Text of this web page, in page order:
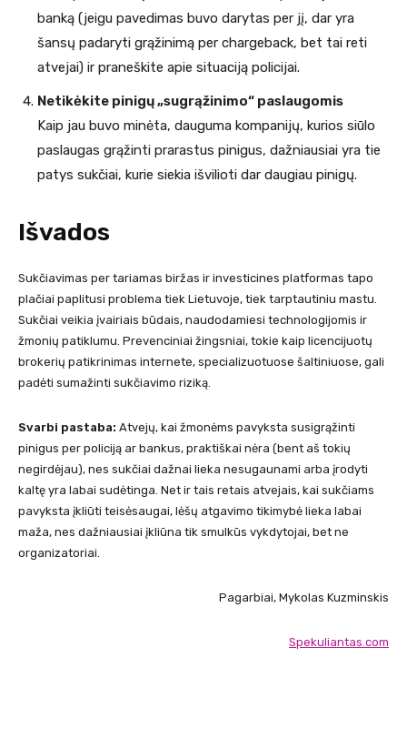
banką (jeigu pavedimas buvo darytas per jį, dar yra
šansų padaryti grąžinimą per chargeback, bet tai reti
atvejai) ir praneškite apie situaciją policijai.
Netikėkite pinigų „sugrąžinimo“ paslaugomis
Kaip jau buvo minėta, dauguma kompanijų, kurios siūlo
paslaugas grąžinti prarastus pinigus, dažniausiai yra tie
patys sukčiai, kurie siekia išvilioti dar daugiau pinigų.
Išvados
Sukčiavimas per tariamas biržas ir investicines platformas tapo
plačiai paplitusi problema tiek Lietuvoje, tiek tarptautiniu mastu.
Sukčiai veikia įvairiais būdais, naudodamiesi technologijomis ir
žmonių patiklumu. Prevenciniai žingsniai, tokie kaip licencijuotų
brokerių patikrinimas internete, specializuotuose šaltiniuose, gali
padėti sumažinti sukčiavimo riziką.
Svarbi pastaba: Atvejų, kai žmonėms pavyksta susigrąžinti
pinigus per policiją ar bankus, praktiškai nėra (bent aš tokių
negirdėjau), nes sukčiai dažnai lieka nesugaunami arba įrodyti
kaltę yra labai sudėtinga. Net ir tais retais atvejais, kai sukčiams
pavyksta įkliūti teisėsaugai, lėšų atgavimo tikimybė lieka labai
maža, nes dažniausiai įkliūna tik smulkūs vykdytojai, bet ne
organizatoriai.
Pagarbiai, Mykolas Kuzminskis
Spekuliantas.com